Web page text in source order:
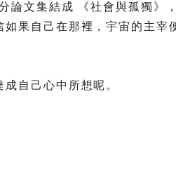
論文集結成 《社會與孤獨》
如果自己在那裡，宇宙的主
自己心中所想呢。